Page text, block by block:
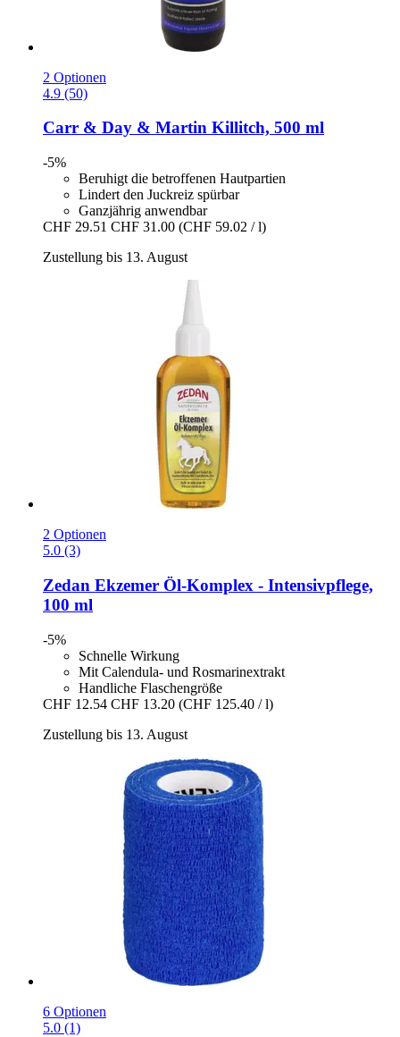
2 Optionen
4.9 (50)
Carr & Day & Martin Killitch, 500 ml
-5%
Beruhigt die betroffenen Hautpartien
Lindert den Juckreiz spürbar
Ganzjährig anwendbar
CHF 29.51 CHF 31.00 (CHF 59.02 / l)
Zustellung bis 13. August
2 Optionen
5.0 (3)
Zedan Ekzemer Öl-​Komplex -​ Intensivpflege,
100 ml
-5%
Schnelle Wirkung
Mit Calendula- und Rosmarinextrakt
Handliche Flaschengröße
CHF 12.54 CHF 13.20 (CHF 125.40 / l)
Zustellung bis 13. August
6 Optionen
5.0 (1)